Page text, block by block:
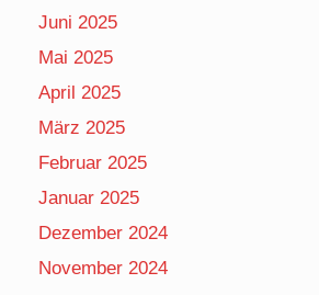
Juni 2025
Mai 2025
April 2025
März 2025
Februar 2025
Januar 2025
Dezember 2024
November 2024